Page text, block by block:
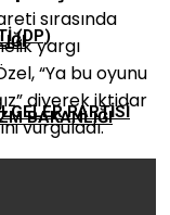
(DP)
PARTISI
BAKANLIĞI
sırasında
yargı
“Ya bu oyunu
diyerek iktidar
vurguladı.